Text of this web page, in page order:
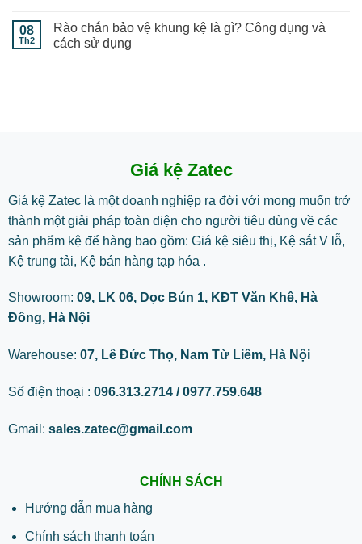
08
Th2
Rào chắn bảo vệ khung kệ là gì? Công dụng và
cách sử dụng
Giá kệ Zatec
Giá kệ Zatec là một doanh nghiệp ra đời với mong muốn trở
thành một giải pháp toàn diện cho người tiêu dùng về các
sản phẩm kệ để hàng bao gồm: Giá kệ siêu thị, Kệ sắt V lỗ,
Kệ trung tải, Kệ bán hàng tạp hóa .
Showroom: 09, LK 06, Dọc Bún 1, KĐT Văn Khê, Hà
Đông, Hà Nội
Warehouse: 07, Lê Đức Thọ, Nam Từ Liêm, Hà Nội
Số điện thoại : 096.313.2714 / 0977.759.648
Gmail: sales.zatec@gmail.com
CHÍNH SÁCH
Hướng dẫn mua hàng
Chính sách thanh toán